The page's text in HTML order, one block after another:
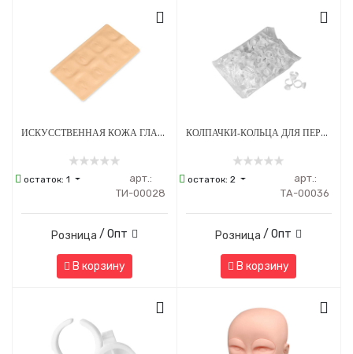
ИСКУССТВЕННАЯ КОЖА ГЛАЗА 260Х150 ММ 2 ММ ЖЕЛТАЯ 3D
остаток:1
арт.:
ТИ-00028
Розница / Опт
В корзину
КОЛПАЧКИ-КОЛЬЦА ДЛЯ ПЕРМАНЕНТНОГО МАКИЯЖА 13 Х 0.51 ММ - 100 ШТ
остаток: 2
арт.:
ТА-00036
Розница / Опт
В корзину